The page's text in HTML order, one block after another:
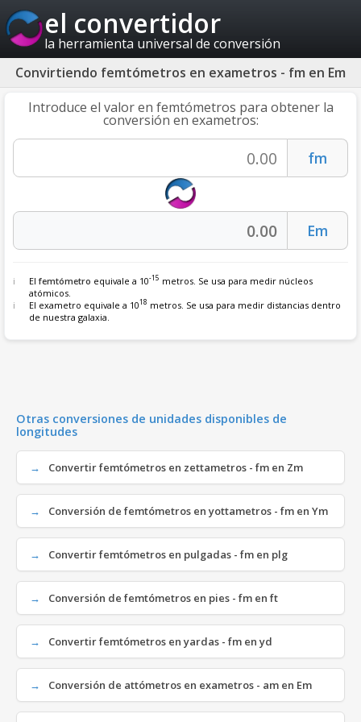
el convertidor
la herramienta universal de conversión
Convirtiendo femtómetros en exametros - fm en Em
Introduce el valor en femtómetros para obtener la
conversión en exametros:
Elfemtómetro equivale a 10-15 metros. Se usa para medir núcleos
atómicos.
El exametro equivale a 1018 metros. Se usa para medir distancias dentro
de nuestra galaxia.
Otras conversiones de unidades disponibles de
longitudes
Convertir femtómetros en zettametros - fm en Zm
Conversión de femtómetros en yottametros - fm en Ym
Convertir femtómetros en pulgadas - fm en plg
Conversión de femtómetros en pies - fm en ft
Convertir femtómetros en yardas - fm en yd
Conversión de attómetros en exametros - am en Em